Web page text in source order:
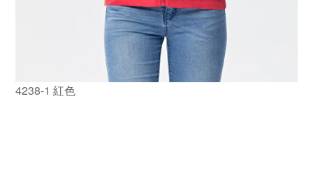
4238-1 紅色